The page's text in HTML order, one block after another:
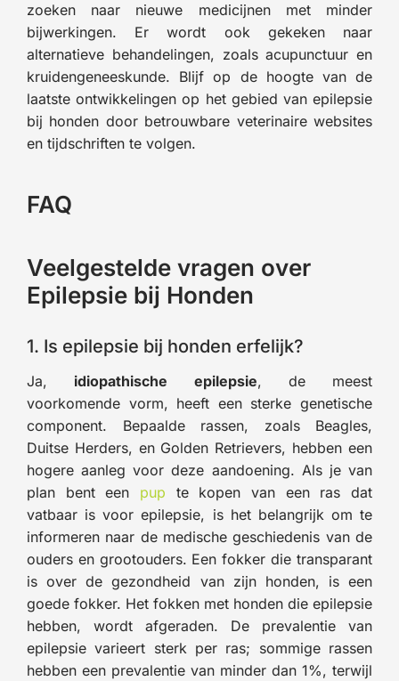
zoeken naar nieuwe medicijnen met minder
bijwerkingen. Er wordt ook gekeken naar
alternatieve behandelingen, zoals acupunctuur en
kruidengeneeskunde. Blijf op de hoogte van de
laatste ontwikkelingen op het gebied van epilepsie
bij honden door betrouwbare veterinaire websites
en tijdschriften te volgen.
FAQ
Veelgestelde vragen over
Epilepsie bij Honden
1. Is epilepsie bij honden erfelijk?
Ja, idiopathische epilepsie, de meest
voorkomende vorm, heeft een sterke genetische
component. Bepaalde rassen, zoals Beagles,
Duitse Herders, en Golden Retrievers, hebben een
hogere aanleg voor deze aandoening. Als je van
plan bent een pup te kopen van een ras dat
vatbaar is voor epilepsie, is het belangrijk om te
informeren naar de medische geschiedenis van de
ouders en grootouders. Een fokker die transparant
is over de gezondheid van zijn honden, is een
goede fokker. Het fokken met honden die epilepsie
hebben, wordt afgeraden. De prevalentie van
epilepsie varieert sterk per ras; sommige rassen
hebben een prevalentie van minder dan 1%, terwijl